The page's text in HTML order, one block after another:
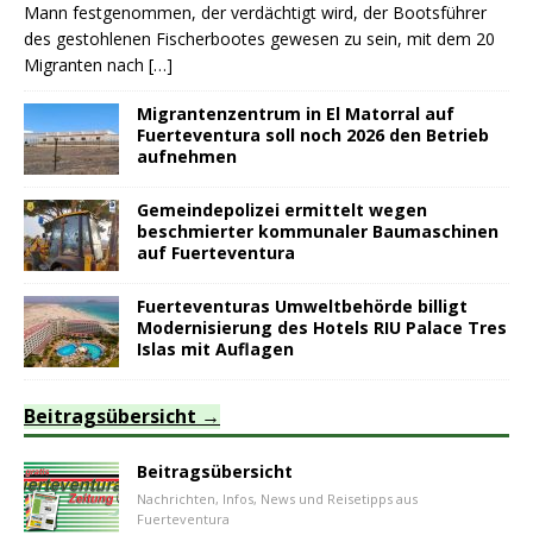
Mann festgenommen, der verdächtigt wird, der Bootsführer
des gestohlenen Fischerbootes gewesen zu sein, mit dem 20
Migranten nach […]
Migrantenzentrum in El Matorral auf
Fuerteventura soll noch 2026 den Betrieb
aufnehmen
Gemeindepolizei ermittelt wegen
beschmierter kommunaler Baumaschinen
auf Fuerteventura
Fuerteventuras Umweltbehörde billigt
Modernisierung des Hotels RIU Palace Tres
Islas mit Auflagen
Beitragsübersicht
Beitragsübersicht
Nachrichten, Infos, News und Reisetipps aus
Fuerteventura